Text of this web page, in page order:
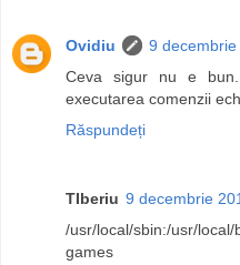
Ovidiu
9
Ceva sigur nu e
executarea comenzii
Răspundeți
TIberiu 9 decembrie
/usr/local/sbin:/usr/
games